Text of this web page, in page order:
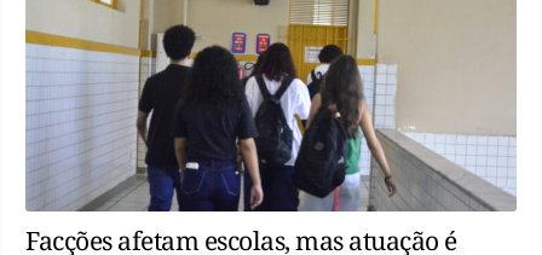
Facções afetam escolas, mas atuação é